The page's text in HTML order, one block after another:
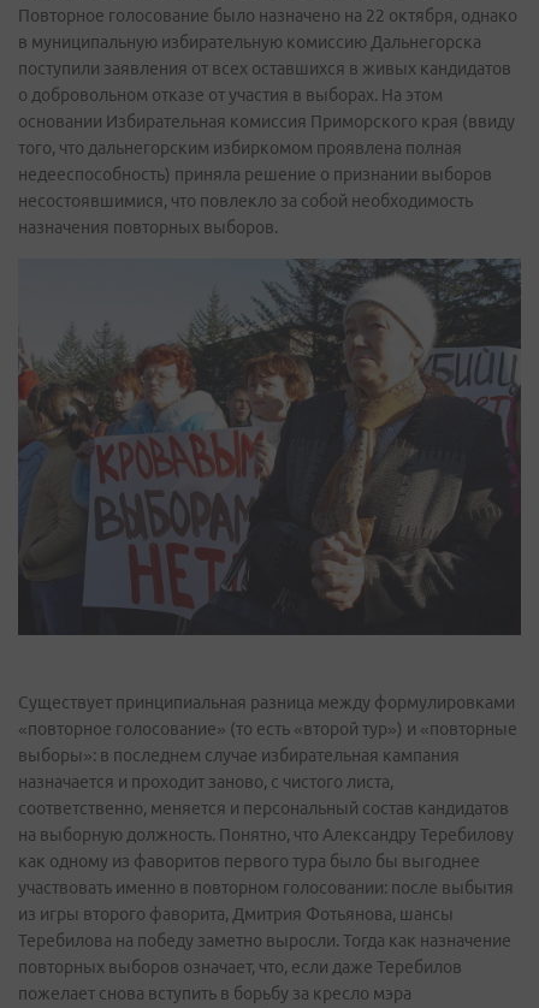
Повторное голосование было назначено на 22 октября, однако
в муниципальную избирательную комиссию Дальнегорска
поступили заявления от всех оставшихся в живых кандидатов
о добровольном отказе от участия в выборах. На этом
основании Избирательная комиссия Приморского края (ввиду
того, что дальнегорским избиркомом проявлена полная
недееспособность) приняла решение о признании выборов
несостоявшимися, что повлекло за собой необходимость
назначения повторных выборов.
Существует принципиальная разница между формулировками
«повторное голосование» (то есть «второй тур») и «повторные
выборы»: в последнем случае избирательная кампания
назначается и проходит заново, с чистого листа,
соответственно, меняется и персональный состав кандидатов
на выборную должность. Понятно, что Александру Теребилову
как одному из фаворитов первого тура было бы выгоднее
участвовать именно в повторном голосовании: после выбытия
из игры второго фаворита, Дмитрия Фотьянова, шансы
Теребилова на победу заметно выросли. Тогда как назначение
повторных выборов означает, что, если даже Теребилов
пожелает снова вступить в борьбу за кресло мэра